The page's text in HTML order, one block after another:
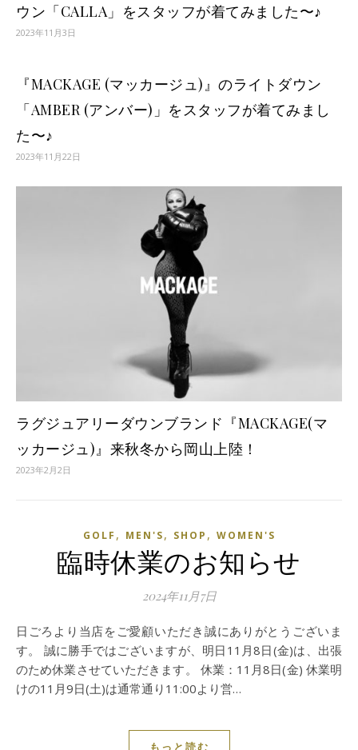
ウン「CALLA」をスタッフが着てみました〜♪
2023年11月3日
『MACKAGE (マッカージュ)』のライトダウン
「AMBER (アンバー)」をスタッフが着てみまし
た〜♪
2023年11月22日
ラグジュアリーダウンブランド『MACKAGE(マ
ッカージュ)』来秋冬から岡山上陸！
2023年2月2日
GOLF , MEN'S, SHOP , WOMEN'S
臨時休業のお知らせ
2024年11月7日
日ごろより当店をご愛顧いただき誠にありがとうございま
す。 誠に勝手ではございますが、明日11月8日(金)は、出張
のため休業させていただきます。 休業：11月8日(金) 休業明
けの11月9日(土)は通常通り11:00より営…
もっと読む